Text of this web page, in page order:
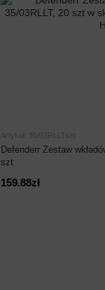
Artykuł: 35/03RLLTset
Defenderr Zestaw
szt
159.88zł